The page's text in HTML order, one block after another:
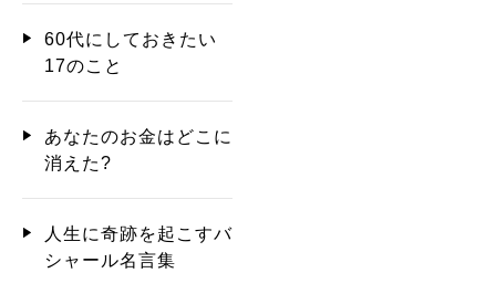
60代にしておきたい
17のこと
あなたのお金はどこに
消えた?
人生に奇跡を起こすバ
シャール名言集